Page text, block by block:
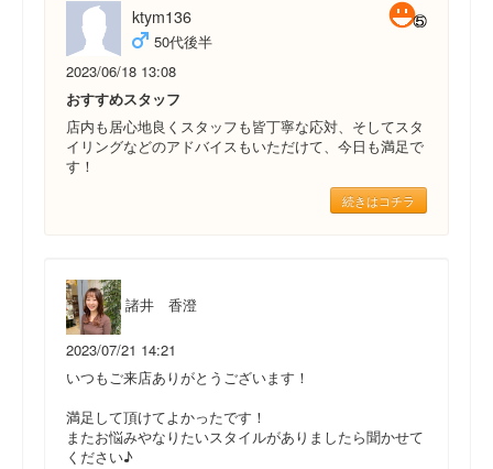
ktym136
50代後半
2023/06/18 13:08
おすすめスタッフ
店内も居心地良くスタッフも皆丁寧な応対、そしてスタ
イリングなどのアドバイスもいただけて、今日も満足で
す！
続きはコチラ
諸井 香澄
2023/07/21 14:21
いつもご来店ありがとうございます！
満足して頂けてよかったです！
またお悩みやなりたいスタイルがありましたら聞かせて
ください♪